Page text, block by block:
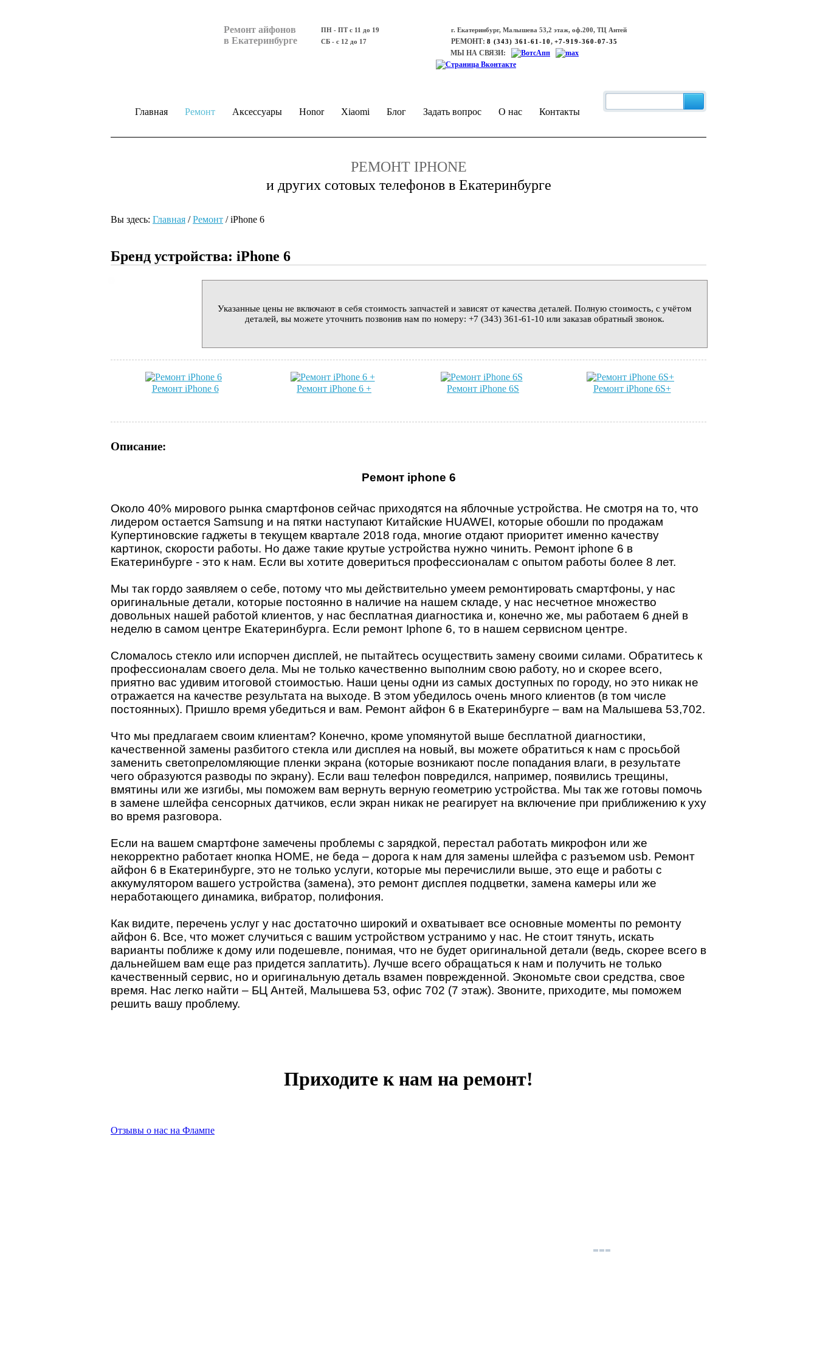
Ремонт айфонов
в Екатеринбурге
ПН - ПТ с 11 до 19
СБ - с 12 до 17
г. Екатеринбург, Малышева 53,2 этаж, оф.200, ТЦ Антей
РЕМОНТ: 8 (343) 361-61-10, +7-919-360-07-35
МЫ НА СВЯЗИ:
Главная Ремонт Аксессуары Honor Xiaomi Блог Задать вопрос О нас Контакты
РЕМОНТ IPHONE
и других сотовых телефонов в Екатеринбурге
Вы здесь: Главная /Ремонт /iPhone 6
Бренд устройства: iPhone 6
Указанные цены не включают в себя стоимость запчастей и зависят от качества деталей. Полную стоимость, с учётом
деталей, вы можете уточнить позвонив нам по номеру: +7 (343) 361-61-10 или заказав обратный звонок.
Ремонт iPhone 6 Ремонт iPhone 6 + Ремонт iPhone 6S Ремонт iPhone 6S+
Описание:
Ремонт iphone 6
Около 40% мирового рынка смартфонов сейчас приходятся на яблочные устройства. Не смотря на то, что
лидером остается Samsung и на пятки наступают Китайские HUAWEI, которые обошли по продажам
Купертиновские гаджеты в текущем квартале 2018 года, многие отдают приоритет именно качеству
картинок, скорости работы. Но даже такие крутые устройства нужно чинить. Ремонт iphone 6 в
Екатеринбурге - это к нам. Если вы хотите довериться профессионалам с опытом работы более 8 лет.
Мы так гордо заявляем о себе, потому что мы действительно умеем ремонтировать смартфоны, у нас
оригинальные детали, которые постоянно в наличие на нашем складе, у нас несчетное множество
довольных нашей работой клиентов, у нас бесплатная диагностика и, конечно же, мы работаем 6 дней в
неделю в самом центре Екатеринбурга. Если ремонт Iphone 6, то в нашем сервисном центре.
Сломалось стекло или испорчен дисплей, не пытайтесь осуществить замену своими силами. Обратитесь к
профессионалам своего дела. Мы не только качественно выполним свою работу, но и скорее всего,
приятно вас удивим итоговой стоимостью. Наши цены одни из самых доступных по городу, но это никак не
отражается на качестве результата на выходе. В этом убедилось очень много клиентов (в том числе
постоянных). Пришло время убедиться и вам. Ремонт айфон 6 в Екатеринбурге – вам на Малышева 53,702.
Что мы предлагаем своим клиентам? Конечно, кроме упомянутой выше бесплатной диагностики,
качественной замены разбитого стекла или дисплея на новый, вы можете обратиться к нам с просьбой
заменить светопреломляющие пленки экрана (которые возникают после попадания влаги, в результате
чего образуются разводы по экрану). Если ваш телефон повредился, например, появились трещины,
вмятины или же изгибы, мы поможем вам вернуть верную геометрию устройства. Мы так же готовы помочь
в замене шлейфа сенсорных датчиков, если экран никак не реагирует на включение при приближению к уху
во время разговора.
Если на вашем смартфоне замечены проблемы с зарядкой, перестал работать микрофон или же
некорректно работает кнопка HOME, не беда – дорога к нам для замены шлейфа с разъемом usb. Ремонт
айфон 6 в Екатеринбурге, это не только услуги, которые мы перечислили выше, это еще и работы с
аккумулятором вашего устройства (замена), это ремонт дисплея подцветки, замена камеры или же
неработающего динамика, вибратор, полифония.
Как видите, перечень услуг у нас достаточно широкий и охватывает все основные моменты по ремонту
айфон 6. Все, что может случиться с вашим устройством устранимо у нас. Не стоит тянуть, искать
варианты поближе к дому или подешевле, понимая, что не будет оригинальной детали (ведь, скорее всего в
дальнейшем вам еще раз придется заплатить). Лучше всего обращаться к нам и получить не только
качественный сервис, но и оригинальную деталь взамен поврежденной. Экономьте свои средства, свое
время. Нас легко найти – БЦ Антей, Малышева 53, офис 702 (7 этаж). Звоните, приходите, мы поможем
решить вашу проблему.
Приходите к нам на ремонт!
Отзывы о нас на Флампе